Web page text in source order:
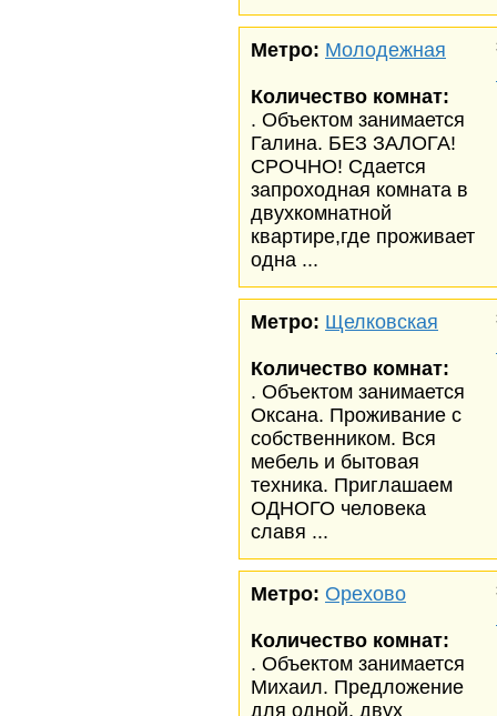
Метро: Молодежная
Количество комнат:
. Объектом занимается
Галина. БЕЗ ЗАЛОГА!
СРОЧНО! Сдается
запроходная комната в
двухкомнатной
квартире,где проживает
одна ...
Метро: Щелковская
Количество комнат:
. Объектом занимается
Оксана. Проживание с
собственником. Вся
мебель и бытовая
техника. Приглашаем
ОДНОГО человека
славя ...
Метро: Орехово
Количество комнат:
. Объектом занимается
Михаил. Предложение
для одной, двух